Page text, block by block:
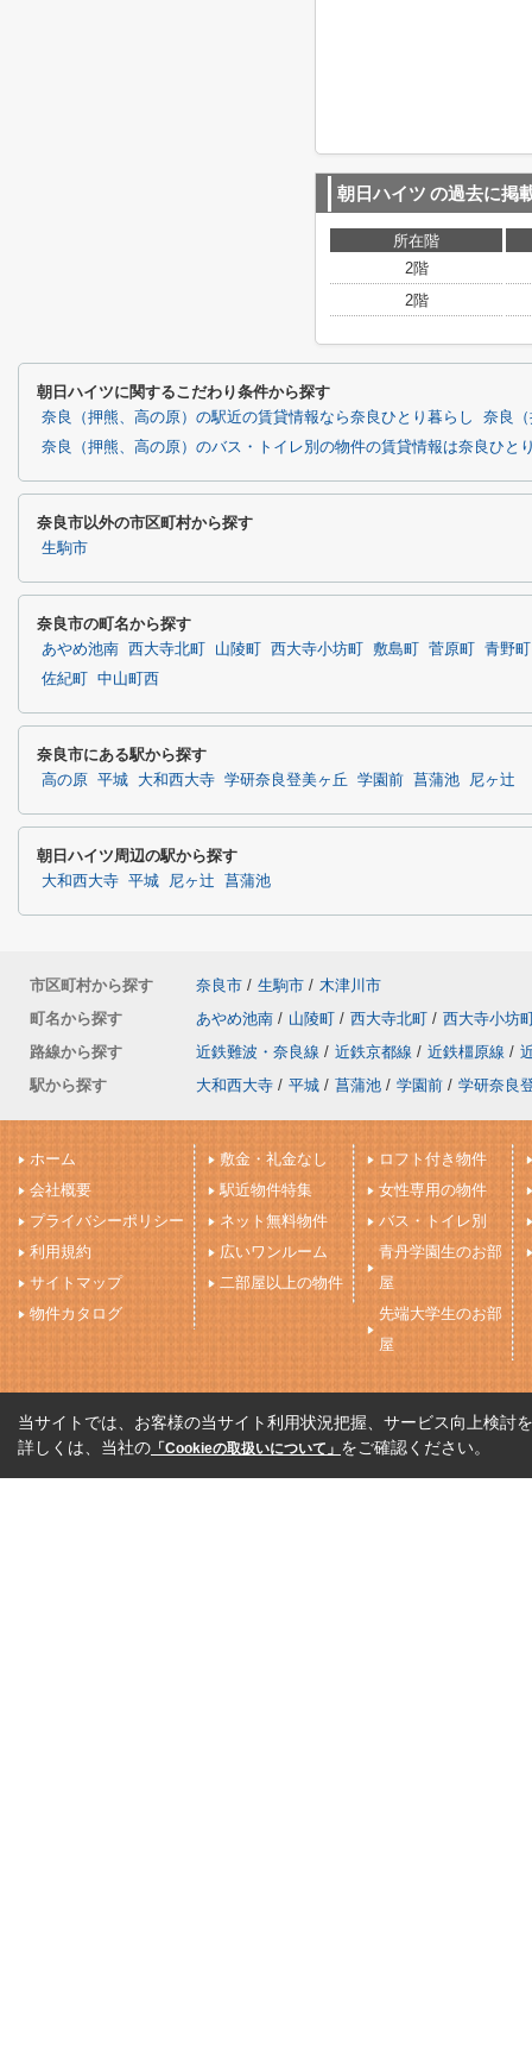
朝日ハイツ の過去に掲
所在階
2階
2階
朝日ハイツに関するこだわり条件から探す
奈良（押熊、高の原）の駅近の賃貸情報なら奈良ひとり暮らし
奈良
奈良（押熊、高の原）のバス・トイレ別の物件の賃貸情報は奈良ひと
奈良市以外の市区町村から探す
生駒市
奈良市の町名から探す
あやめ池南 西大寺北町 山陵町 西大寺小坊町 敷島町 菅原町
青野町
佐紀町
中山町西
奈良市にある駅から探す
高の原 平城 大和西大寺 学研奈良登美ヶ丘 学園前 菖蒲池 尼ヶ辻
朝日ハイツ周辺の駅から探す
大和西大寺 平城 尼ヶ辻 菖蒲池
市区町村から探す 奈良市 / 生駒市 / 木津川市
町名から探す
あやめ池南 / 山陵町 / 西大寺北町 / 西大寺小坊
路線から探す
近鉄難波・奈良線 / 近鉄京都線 / 近鉄橿原線 /
駅から探す
大和西大寺 / 平城 / 菖蒲池 / 学園前 / 学研奈良
ホーム
会社概要
プライバシーポリシー
利用規約
サイトマップ
物件カタログ
敷金・礼金なし
駅近物件特集
ネット無料物件
広いワンルーム
二部屋以上の物件
ロフト付き物件
女性専用の物件
バス・トイレ別
青丹学園生のお部
屋
先端大学生のお部
屋
当サイトでは、お客様の当サイト利用状況把握、サービス向上検討
詳しくは、当社の 「Cookieの取扱いについて」 をご確認ください。